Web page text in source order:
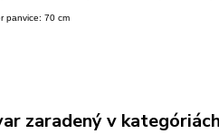
panvice: 70 cm
zaradený v kategóriách